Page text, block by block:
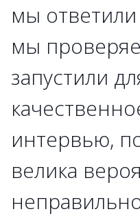
мы
мы
запустили
интервью,
велика